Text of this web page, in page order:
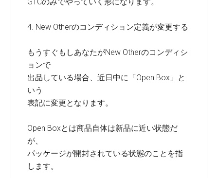
4. New Otherのコンディション定義が変更する
もうすぐもしあなたがNew Otherのコンディシ
ョンで
出品している場合、近日中に「Open Box」と
いう
表記に変更となります。
Open Boxとは商品自体は新品に近い状態だ
が、
パッケージが開封されている状態のことを指
します。